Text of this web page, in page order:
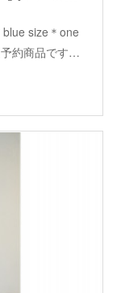
size＊one
約商品です…